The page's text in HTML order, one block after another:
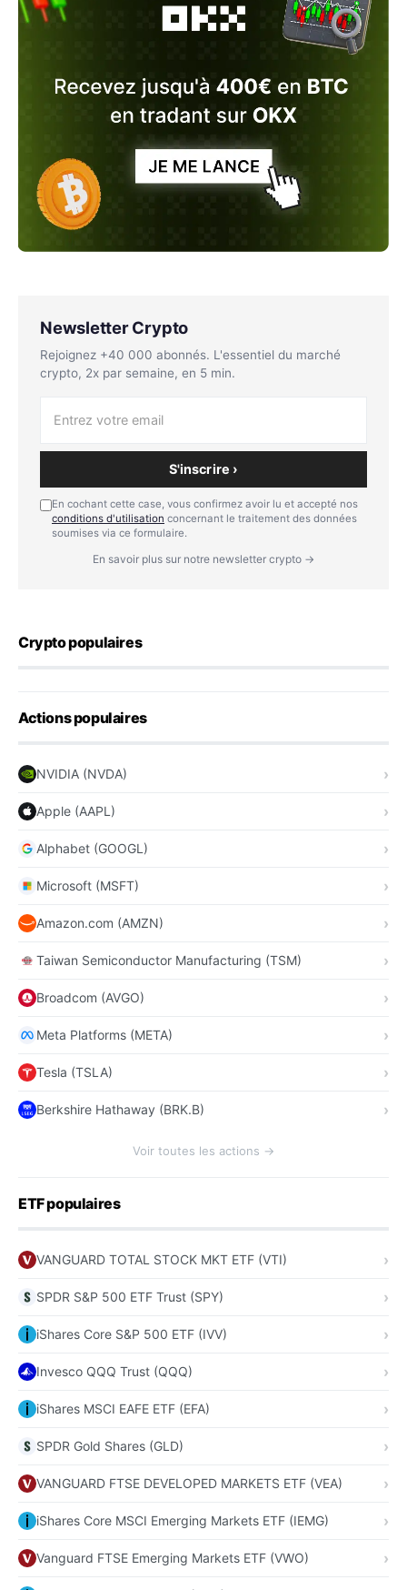
Newsletter Crypto
Rejoignez +40 000 abonnés. L'essentiel du marché
crypto, 2x par semaine, en 5 min.
S'inscrire ›
En cochant cette case, vous confirmez avoir lu et accepté nos
conditions d'utilisation concernant le traitement des données
soumises via ce formulaire.
En savoir plus sur notre newsletter crypto →
Crypto populaires
Actions populaires
NVIDIA (NVDA)
Apple (AAPL)
Alphabet (GOOGL)
Microsoft (MSFT)
Amazon.com (AMZN)
Taiwan Semiconductor Manufacturing (TSM)
Broadcom (AVGO)
Meta Platforms (META)
Tesla (TSLA)
Berkshire Hathaway (BRK.B)
Voir toutes les actions →
ETF populaires
VANGUARD TOTAL STOCK MKT ETF (VTI)
SPDR S&P 500 ETF Trust (SPY)
iShares Core S&P 500 ETF (IVV)
Invesco QQQ Trust (QQQ)
iShares MSCI EAFE ETF (EFA)
SPDR Gold Shares (GLD)
VANGUARD FTSE DEVELOPED MARKETS ETF (VEA)
iShares Core MSCI Emerging Markets ETF (IEMG)
Vanguard FTSE Emerging Markets ETF (VWO)